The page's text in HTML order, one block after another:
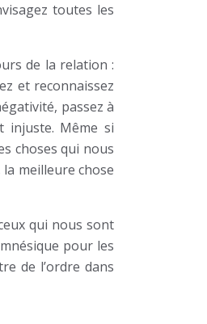
toutes les
de la relation :
et reconnaissez
passez à
injuste. Même si
choses qui nous
meilleure chose
qui nous sont
pour les
de l’ordre dans